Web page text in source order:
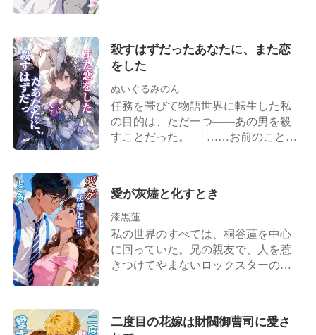
らそれを取り返そうとした静は、逆
上した夫から思い切り頬をビンタさ
妙な嘘を信じ込み、実の娘である静
を会社から追い出そうとした。 四年
間の献身は、ただ資産と技術を奪う
ための踏み台に過ぎなかったのだ。
ショーだったわ、でも、本当のショ
を要求して自ら取締役の座を退く
と、長年秘密裏に準備してきた天才
研究者としての真の力を解放し、奴
らの会社を内部から完全に破壊する
たけの勇気を振り絞って、彼に愛を
告白した。 けれど、返ってきたの
は、見たこともないほどの彼の激昂
だった。 彼は私の誕生日ケーキを床
に叩きつけ、こう怒鳴りつけたの
だ。 「正気か？ 俺は君の後見人なん
者の詩織（しおり）さんを家に連れ
てきた。 「大人になるまで待ってい
る」と約束してくれた人も、「君は
俺の一番星だ」と言ってくれた人
も、もうどこにもいなかった。 十年
間の絶望的で燃えるような恋心は、
は、誰よりも私を傷つける人になっ
殺すはずだったあなたに、また恋
をした
ぬいぐるみのん
任務を帯びて物語世界に転生した私
の目的は、ただ一つ――あの男を殺
すことだった。 「……お前のこと
した短刀が、思わず震え、引っ込
む。 「俺と夫婦になってくれ。これ
から先、一生を共に歩もう。」
「……うん。」 脳内では警告音が何
度も鳴り響いていた。それでも私
ての責を果たしていない。そろそろ
愛が灰燼と化すとき
漆黒蓮
私の世界のすべては、桐谷蓮を中心
に回っていた。兄の親友で、人を惹
きつけてやまないロックスターの彼
しがみついた。「お前が二十二にな
二度目の花嫁は財閥御曹司に愛さ